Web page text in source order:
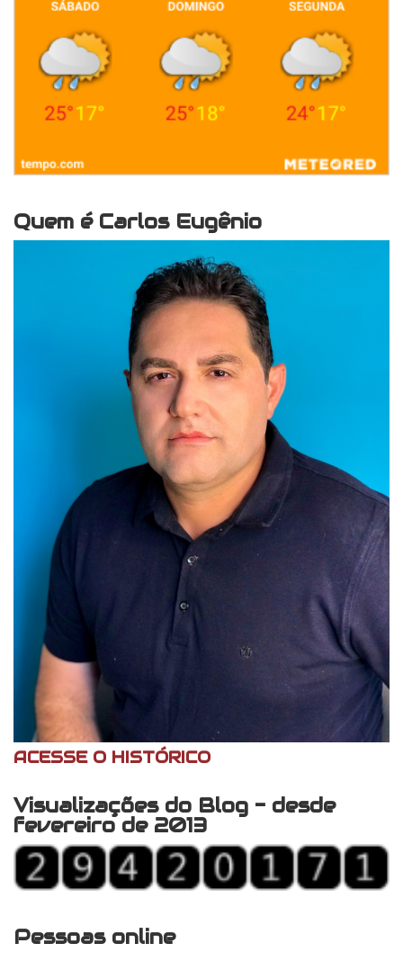
Quem é Carlos Eugênio
ACESSE O HISTÓRICO
Visualizações do Blog - desde
fevereiro de 2013
Pessoas online